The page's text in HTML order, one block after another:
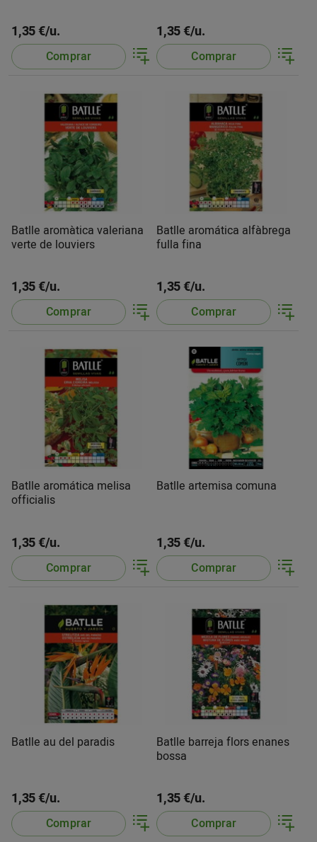
1,35 €/u.
Comprar
1,35 €/u.
Comprar
Batlle aromàtica valeriana
verte de louviers
1,35 €/u.
Comprar
Batlle aromática alfàbrega
fulla fina
1,35 €/u.
Comprar
Batlle aromática melisa
officialis
1,35 €/u.
Comprar
Batlle artemisa comuna
1,35 €/u.
Comprar
Batlle au del paradis
1,35 €/u.
Comprar
Batlle barreja flors enanes
bossa
1,35 €/u.
Comprar